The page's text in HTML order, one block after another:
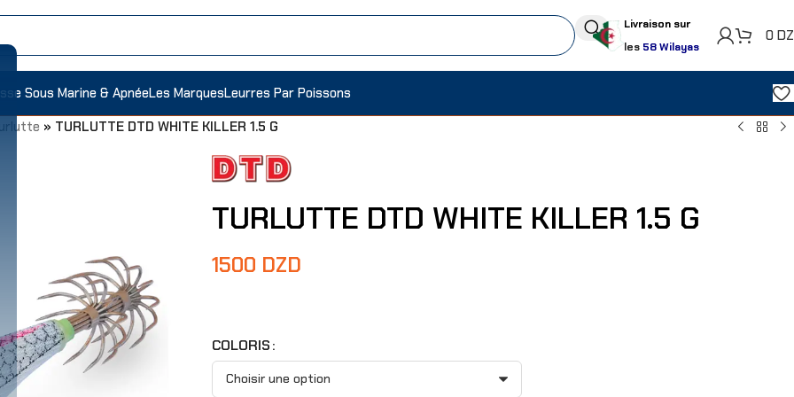
Livraison sur
les 58 Wilayas
0
Sous Marine & ApnéeLes MarquesLeurres Par Poissons
» TURLUTTE DTD WHITE KILLER 1.5 G
TURLUTTE DTD WHITE KILLER 1.5 G
1500 DZD
COLORIS